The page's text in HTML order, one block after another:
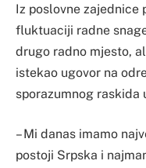
Iz poslovne zajednice
fluktuaciji radne
drugo radno mjesto,
istekao ugovor na
sporazumnog raskida
– Mi danas imamo
postoji Srpska i